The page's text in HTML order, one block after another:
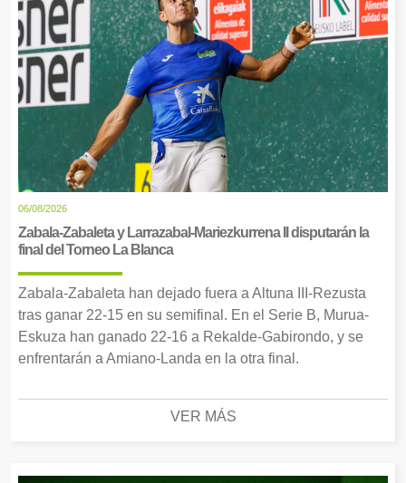
06/08/2026
Zabala-Zabaleta y Larrazabal-Mariezkurrena II disputarán la
final del Torneo La Blanca
Zabala-Zabaleta han dejado fuera a Altuna III-Rezusta
tras ganar 22-15 en su semifinal. En el Serie B, Murua-
Eskuza han ganado 22-16 a Rekalde-Gabirondo, y se
enfrentarán a Amiano-Landa en la otra final.
VER MÁS